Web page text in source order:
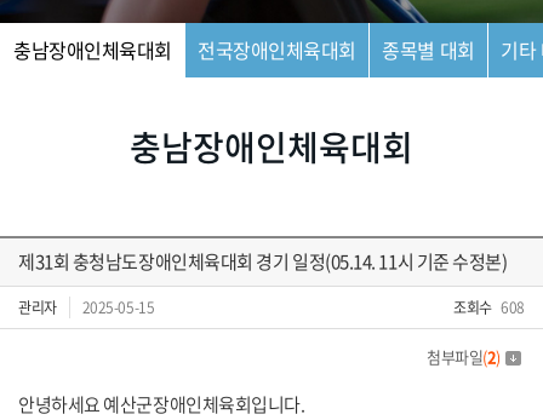
충남장애인체육대회 전국장애인체육대회 종목별 대회 기타
충남장애인체육대회
제31회 충청남도장애인체육대회 경기 일정(05.14. 11시 기준 수정본)
관리자 2025-05-15 조회수 608
첨부파일(2)
안녕하세요 예산군장애인체육회입니다.